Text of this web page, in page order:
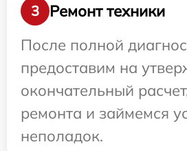
3
Ремонт техники
После полной
предоставим на
окончательный
ремонта и займемся
неполадок.